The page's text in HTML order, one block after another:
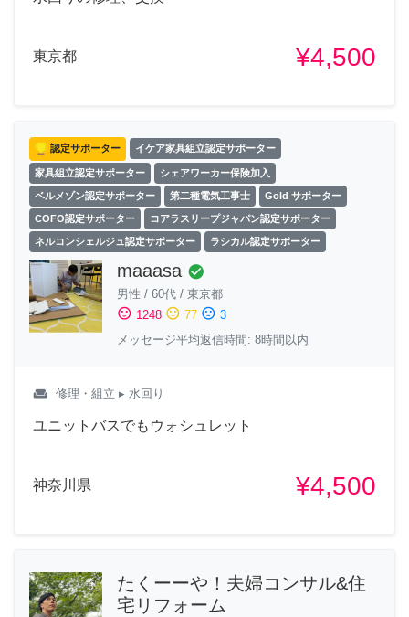
東京都 ¥4,500
認定サポーター イケア家具組立認定サポーター
家具組立認定サポーター シェアワーカー保険加入
ベルメゾン認定サポーター 第二種電気工事士 Gold サポーター
COFO認定サポーター コアラスリープジャパン認定サポーター
ネルコンシェルジュ認定サポーター ラシカル認定サポーター
maaasa check_circle
男性 / 60代 / 東京都
sentiment_satisfied 1248 sentiment_neutral 77 sentiment_dissatisfied 3
メッセージ平均返信時間: 8時間以内
weekend 修理・組立 ▸ 水回り
ユニットバスでもウォシュレット
神奈川県 ¥4,500
たくーーや！夫婦コンサル&住
宅リフォーム